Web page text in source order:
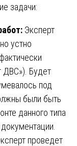
задачи:
Эксперт
устно
ДВС»). Будет
под
были быть
данного типа
проведет